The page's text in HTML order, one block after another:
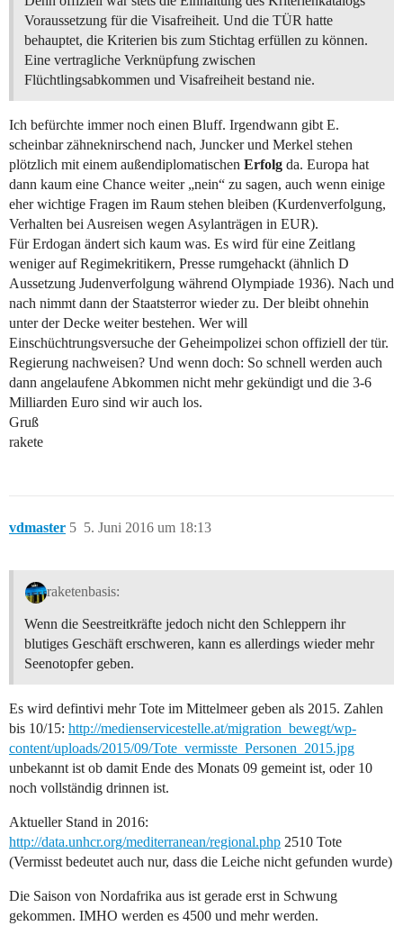
Voraussetzung für die Visafreiheit. Und die TÜR hatte
behauptet, die Kriterien bis zum Stichtag erfüllen zu können.
Eine vertragliche Verknüpfung zwischen
Flüchtlingsabkommen und Visafreiheit bestand nie.
Ich befürchte immer noch einen Bluff. Irgendwann gibt E.
scheinbar zähneknirschend nach, Juncker und Merkel stehen
plötzlich mit einem außendiplomatischen Erfolg da. Europa hat
dann kaum eine Chance weiter „nein“ zu sagen, auch wenn einige
eher wichtige Fragen im Raum stehen bleiben (Kurdenverfolgung,
Verhalten bei Ausreisen wegen Asylanträgen in EUR).
Für Erdogan ändert sich kaum was. Es wird für eine Zeitlang
weniger auf Regimekritikern, Presse rumgehackt (ähnlich D
Aussetzung Judenverfolgung während Olympiade 1936). Nach und
nach nimmt dann der Staatsterror wieder zu. Der bleibt ohnehin
unter der Decke weiter bestehen. Wer will
Einschüchtrungsversuche der Geheimpolizei schon offiziell der tür.
Regierung nachweisen? Und wenn doch: So schnell werden auch
dann angelaufene Abkommen nicht mehr gekündigt und die 3-6
Milliarden Euro sind wir auch los.
Gruß
rakete
vdmaster 5. Juni 2016 um 18:13
5
raketenbasis:
Wenn die Seestreitkräfte jedoch nicht den Schleppern ihr
blutiges Geschäft erschweren, kann es allerdings wieder mehr
Seenotopfer geben.
Es wird defintivi mehr Tote im Mittelmeer geben als 2015. Zahlen
bis 10/15: http://medienservicestelle.at/migration_bewegt/wp-
content/uploads/2015/09/Tote_vermisste_Personen_2015.jpg
unbekannt ist ob damit Ende des Monats 09 gemeint ist, oder 10
noch vollständig drinnen ist.
Aktueller Stand in 2016:
http://data.unhcr.org/mediterranean/regional.php 2510 Tote
(Vermisst bedeutet auch nur, dass die Leiche nicht gefunden wurde)
Die Saison von Nordafrika aus ist gerade erst in Schwung
gekommen. IMHO werden es 4500 und mehr werden.